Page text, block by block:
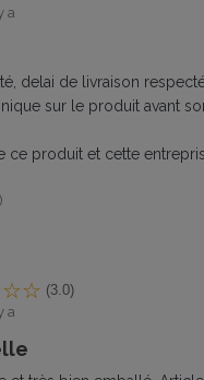
a
delai de livraison
sur le produit avant
ce produit et cette
(3.0)
a